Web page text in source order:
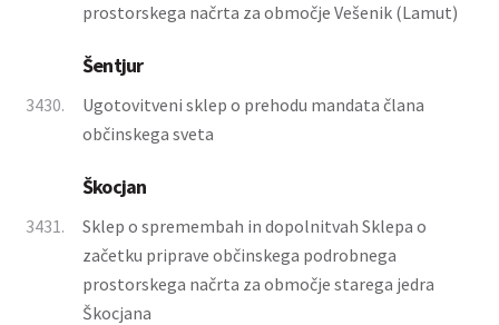
prostorskega načrta za območje Vešenik (Lamut)
Šentjur
3430.
Ugotovitveni sklep o prehodu mandata člana
občinskega sveta
Škocjan
3431.
Sklep o spremembah in dopolnitvah Sklepa o
začetku priprave občinskega podrobnega
prostorskega načrta za območje starega jedra
Škocjana